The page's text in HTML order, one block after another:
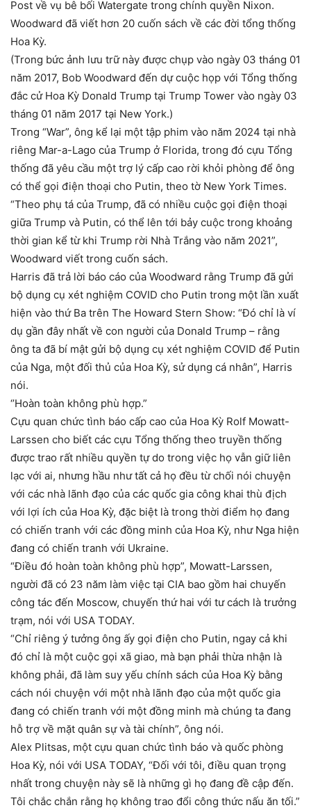
Post về vụ bê bối Watergate trong chính quyền Nixon.
Woodward đã viết hơn 20 cuốn sách về các đời tổng thống
Hoa Kỳ.
(Trong bức ảnh lưu trữ này được chụp vào ngày 03 tháng 01
năm 2017, Bob Woodward đến dự cuộc họp với Tổng thống
đắc cử Hoa Kỳ Donald Trump tại Trump Tower vào ngày 03
tháng 01 năm 2017 tại New York.)
Trong “War”, ông kể lại một tập phim vào năm 2024 tại nhà
riêng Mar-a-Lago của Trump ở Florida, trong đó cựu Tổng
thống đã yêu cầu một trợ lý cấp cao rời khỏi phòng để ông
có thể gọi điện thoại cho Putin, theo tờ New York Times.
“Theo phụ tá của Trump, đã có nhiều cuộc gọi điện thoại
giữa Trump và Putin, có thể lên tới bảy cuộc trong khoảng
thời gian kể từ khi Trump rời Nhà Trắng vào năm 2021”,
Woodward viết trong cuốn sách.
Harris đã trả lời báo cáo của Woodward rằng Trump đã gửi
bộ dụng cụ xét nghiệm COVID cho Putin trong một lần xuất
hiện vào thứ Ba trên The Howard Stern Show: “Đó chỉ là ví
dụ gần đây nhất về con người của Donald Trump – rằng
ông ta đã bí mật gửi bộ dụng cụ xét nghiệm COVID để Putin
của Nga, một đối thủ của Hoa Kỳ, sử dụng cá nhân”, Harris
nói.
‘’Hoàn toàn không phù hợp.”
Cựu quan chức tình báo cấp cao của Hoa Kỳ Rolf Mowatt-
Larssen cho biết các cựu Tổng thống theo truyền thống
được trao rất nhiều quyền tự do trong việc họ vẫn giữ liên
lạc với ai, nhưng hầu như tất cả họ đều từ chối nói chuyện
với các nhà lãnh đạo của các quốc gia công khai thù địch
với lợi ích của Hoa Kỳ, đặc biệt là trong thời điểm họ đang
có chiến tranh với các đồng minh của Hoa Kỳ, như Nga hiện
đang có chiến tranh với Ukraine.
“Điều đó hoàn toàn không phù hợp”, Mowatt-Larssen,
người đã có 23 năm làm việc tại CIA bao gồm hai chuyến
công tác đến Moscow, chuyến thứ hai với tư cách là trưởng
trạm, nói với USA TODAY.
“Chỉ riêng ý tưởng ông ấy gọi điện cho Putin, ngay cả khi
đó chỉ là một cuộc gọi xã giao, mà bạn phải thừa nhận là
không phải, đã làm suy yếu chính sách của Hoa Kỳ bằng
cách nói chuyện với một nhà lãnh đạo của một quốc gia
đang có chiến tranh với một đồng minh mà chúng ta đang
hỗ trợ về mặt quân sự và tài chính”, ông nói.
Alex Plitsas, một cựu quan chức tình báo và quốc phòng
Hoa Kỳ, nói với USA TODAY, “Đối với tôi, điều quan trọng
nhất trong chuyện này sẽ là những gì họ đang đề cập đến.
Tôi chắc chắn rằng họ không trao đổi công thức nấu ăn tối.”